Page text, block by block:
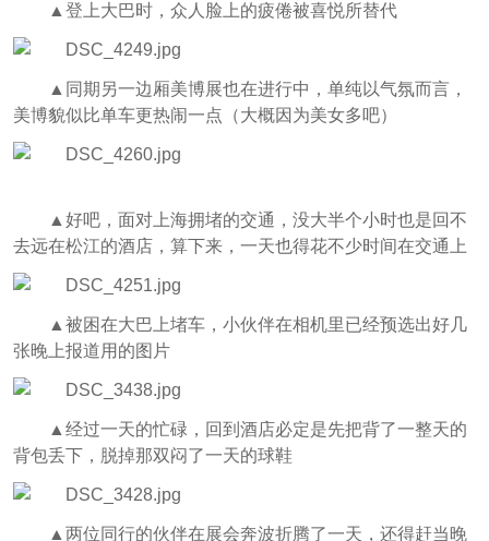
▲登上大巴时，众人脸上的疲倦被喜悦所替代
▲同期另一边厢美博展也在进行中，单纯以气氛而言，
美博貌似比单车更热闹一点（大概因为美女多吧）
▲好吧，面对上海拥堵的交通，没大半个小时也是回不
去远在松江的酒店，算下来，一天也得花不少时间在交通上
▲被困在大巴上堵车，小伙伴在相机里已经预选出好几
张晚上报道用的图片
▲经过一天的忙碌，回到酒店必定是先把背了一整天的
背包丢下，脱掉那双闷了一天的球鞋
▲两位同行的伙伴在展会奔波折腾了一天，还得赶当晚